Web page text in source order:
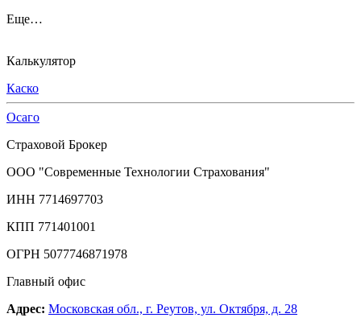
Еще…
Калькулятор
Каско
Осаго
Страховой Брокер
ООО "Современные Технологии Страхования"
ИНН 7714697703
КПП 771401001
ОГРН 5077746871978
Главный офис
Адрес: Московская обл., г. Реутов, ул. Октября, д. 28